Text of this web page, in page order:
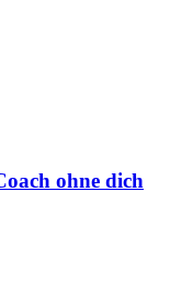
ohne dich